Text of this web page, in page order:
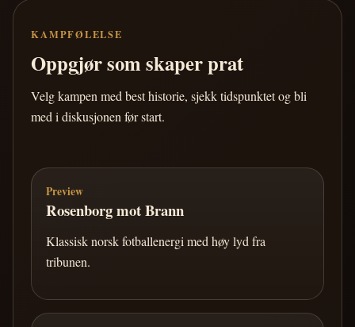
KAMPFØLELSE
Oppgjør som skaper prat
Velg kampen med best historie, sjekk tidspunktet og bli
med i diskusjonen før start.
Preview
Rosenborg mot Brann
Klassisk norsk fotballenergi med høy lyd fra
tribunen.